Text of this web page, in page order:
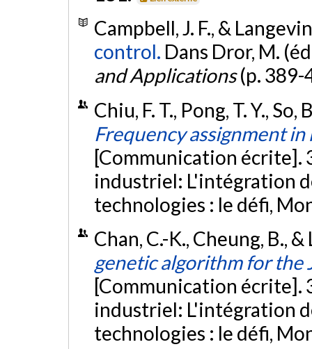
Campbell, J. F., &
control. Dans Dror, M.
and Applications(p. 389-
Chiu, F. T., Pong, T. Y.,
Frequency assignment
[Communication écrite].
industriel: L'intégration
technologies : le défi,
Chan, C.-K., Cheung, B.,
genetic algorithm for the
[Communication écrite].
industriel: L'intégration
technologies : le défi,